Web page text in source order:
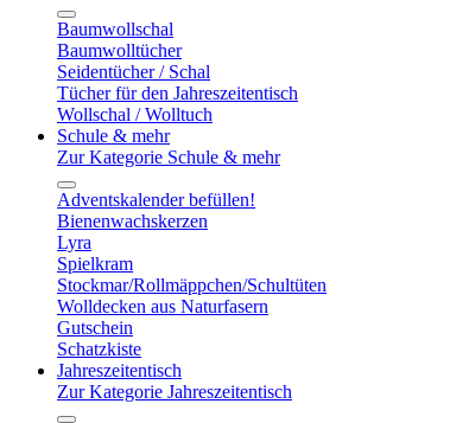
Baumwollschal
Baumwolltücher
Seidentücher / Schal
Tücher für den Jahreszeitentisch
Wollschal / Wolltuch
Schule & mehr
Zur Kategorie Schule & mehr
Adventskalender befüllen!
Bienenwachskerzen
Lyra
Spielkram
Stockmar/Rollmäppchen/Schultüten
Wolldecken aus Naturfasern
Gutschein
Schatzkiste
Jahreszeitentisch
Zur Kategorie Jahreszeitentisch